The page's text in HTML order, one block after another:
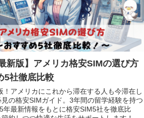
新版】アメリカ格安SIMの選び方
5社徹底比較
！アメリカにこれから滞在する人も今滞在し
の格安SIMガイド。3年間の留学経験を持つ
年最新情報をもとに格安SIM5社を徹底比